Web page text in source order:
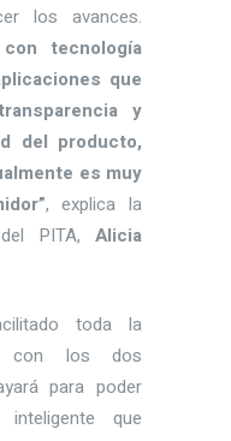
los avances.
tecnología
que
y
del producto,
es muy
, explica la
PITA, Alicia
toda la
con los dos
para poder
que